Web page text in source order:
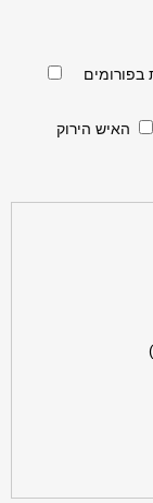
בפורומים
האיש הירוק